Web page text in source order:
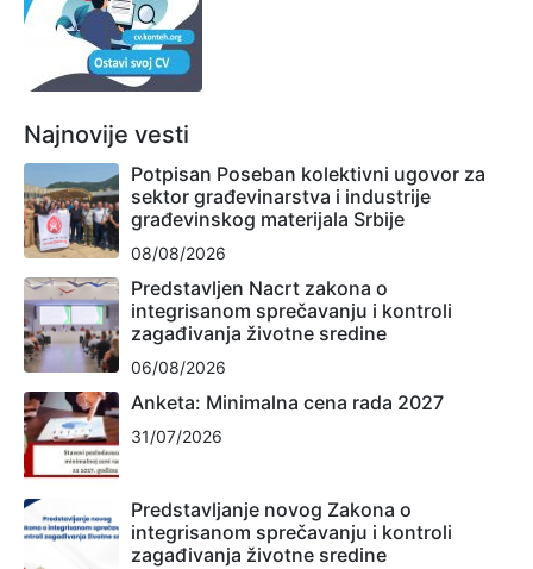
Najnovije vesti
Potpisan Poseban kolektivni ugovor za
sektor građevinarstva i industrije
građevinskog materijala Srbije
08/08/2026
Predstavljen Nacrt zakona o
integrisanom sprečavanju i kontroli
zagađivanja životne sredine
06/08/2026
Anketa: Minimalna cena rada 2027
31/07/2026
Predstavljanje novog Zakona o
integrisanom sprečavanju i kontroli
zagađivanja životne sredine